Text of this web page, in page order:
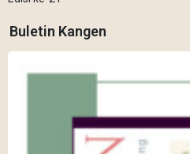
Buletin Kangen